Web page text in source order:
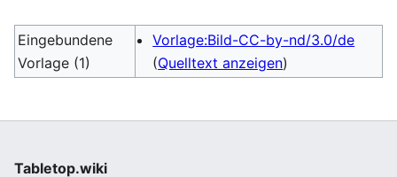
Eingebundene
Vorlage (1)
Vorlage:Bild-CC-by-nd/3.0/de
(Quelltext anzeigen)
Tabletop.wiki